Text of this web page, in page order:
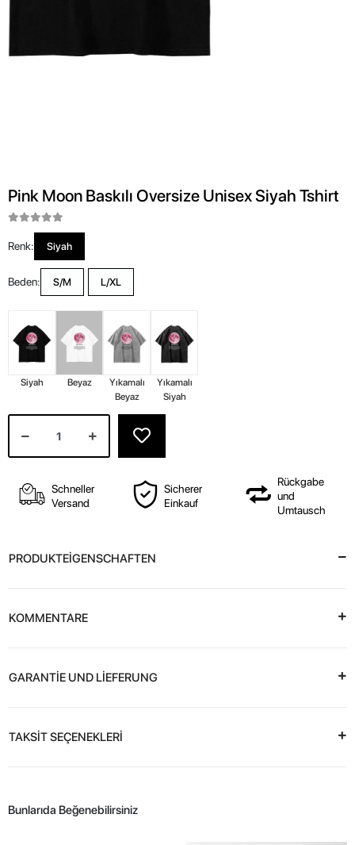
Pink Moon Baskılı Oversize Unisex Siyah Tshirt
Renk: Siyah
Beden: S/M L/XL
Siyah Beyaz
Yıkamalı
Beyaz
Yıkamalı
Siyah
Schneller
Versand
Sicherer
Einkauf
Rückgabe
und
Umtausch
PRODUKTEİGENSCHAFTEN
KOMMENTARE
GARANTİE UND LİEFERUNG
TAKSİT SEÇENEKLERİ
Bunlarıda Beğenebilirsiniz